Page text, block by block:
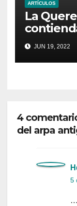
ARTÍCULOS
La
la ópera
JUN 19, 2022
4
del arpa
5
…